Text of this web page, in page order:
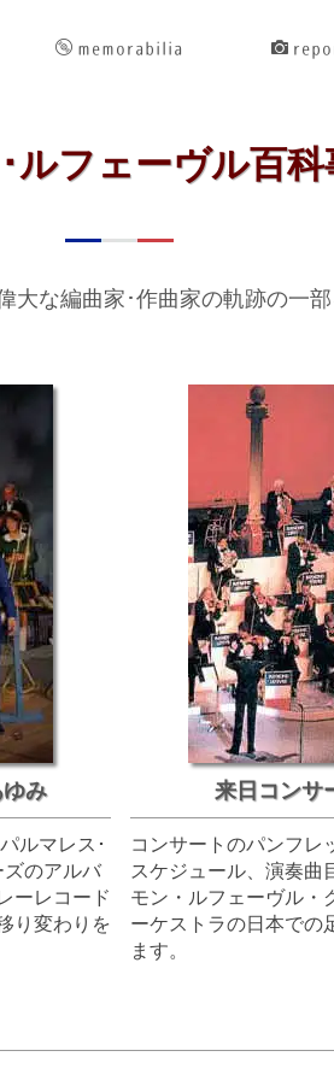
memorabilia
ルフェーヴル百
大な編曲家･作曲家の軌跡の一部
み
ルマレス･
のアルバ
ーレコード
り変わりを
来日コンサ
コンサートのパンフレ
スケジュール、演奏曲
モン・ルフェーヴル・
ーケストラの日本での
ます。